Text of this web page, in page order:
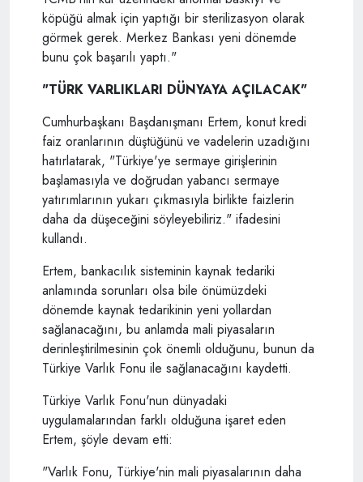
köpüğü almak için yaptığı bir sterilizasyon olarak
görmek gerek. Merkez Bankası yeni dönemde
bunu çok başarılı yaptı."
"TÜRK VARLIKLARI DÜNYAYA AÇILACAK"
Cumhurbaşkanı Başdanışmanı Ertem, konut kredi
faiz oranlarının düştüğünü ve vadelerin uzadığını
hatırlatarak, "Türkiye'ye sermaye girişlerinin
başlamasıyla ve doğrudan yabancı sermaye
yatırımlarının yukarı çıkmasıyla birlikte faizlerin
daha da düşeceğini söyleyebiliriz." ifadesini
kullandı.
Ertem, bankacılık sisteminin kaynak tedariki
anlamında sorunları olsa bile önümüzdeki
dönemde kaynak tedarikinin yeni yollardan
sağlanacağını, bu anlamda mali piyasaların
derinleştirilmesinin çok önemli olduğunu, bunun da
Türkiye Varlık Fonu ile sağlanacağını kaydetti.
Türkiye Varlık Fonu'nun dünyadaki
uygulamalarından farklı olduğuna işaret eden
Ertem, şöyle devam etti:
"Varlık Fonu, Türkiye'nin mali piyasalarının daha